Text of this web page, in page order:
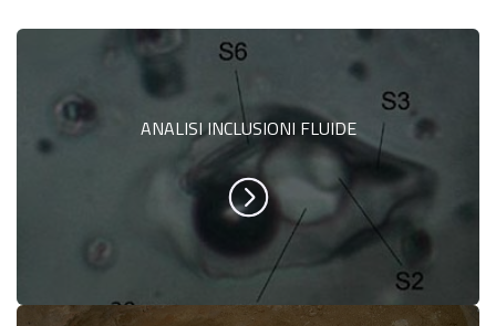
ANALISI INCLUSIONI FLUIDE